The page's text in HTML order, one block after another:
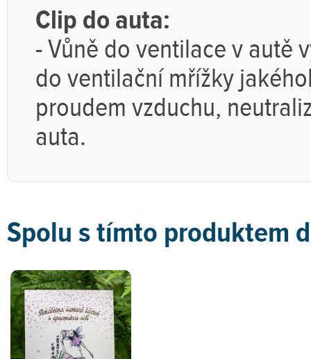
Clip do auta:
- Vůně do ventilace v autě
do ventilační mřížky
proudem vzduchu,
auta.
Spolu s tímto produktem